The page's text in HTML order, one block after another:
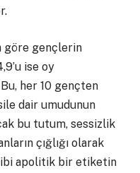
göre gençlerin
ise oy
her 10 gençten
dair umudunun
bu tutum, sessizlik
çığlığı olarak
apolitik bir etiketin